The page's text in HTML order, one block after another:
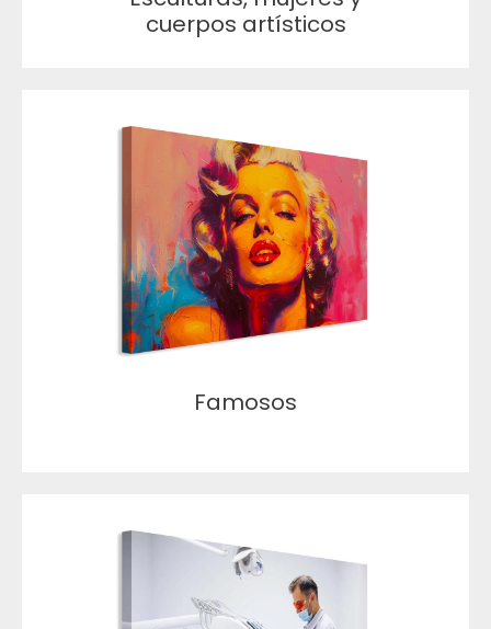
cuerpos artísticos
Famosos